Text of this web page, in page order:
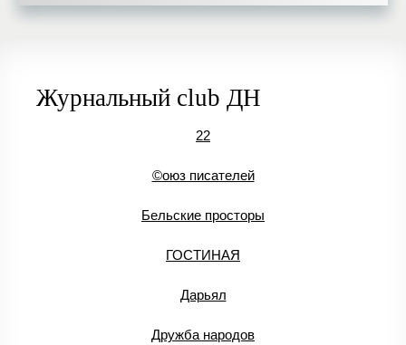
Журнальный club ДН
22
©оюз писателей
Бельские просторы
ГОСТИНАЯ
Дарьял
Дружба народов